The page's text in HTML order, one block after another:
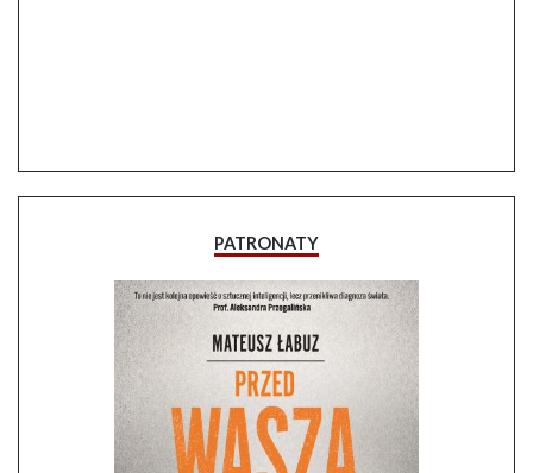
PATRONATY